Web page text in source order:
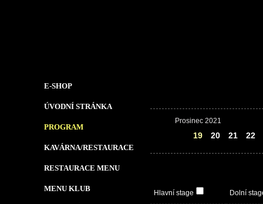
E-SHOP
ÚVODNÍ STRÁNKA
PROGRAM
KAVÁRNA/RESTAURACE
RESTAURACE MENU
MENU KLUB
Prosinec 2021
19 20 21 22
Hlavní stage Dolní